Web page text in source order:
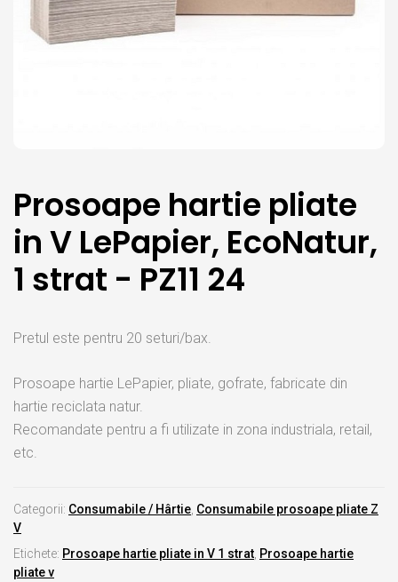
Prosoape hartie pliate
in V LePapier, EcoNatur,
1 strat - PZ11 24
Pretul este pentru 20 seturi/bax.
Prosoape hartie LePapier, pliate, gofrate, fabricate din
hartie reciclata natur.
Recomandate pentru a fi utilizate in zona industriala, retail,
etc.
Categorii: Consumabile / Hârtie Consumabile prosoape pliate Z
V
Etichete: Prosoape hartie pliate in V 1 strat Prosoape hartie
pliate v